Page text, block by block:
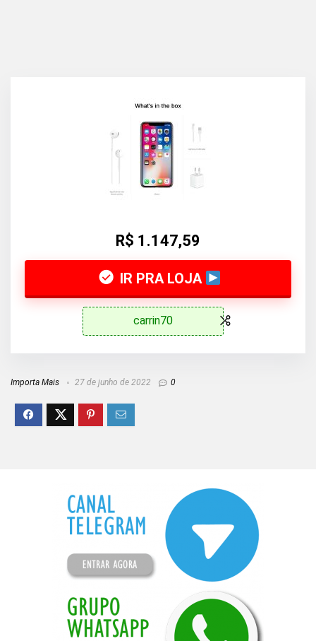
R$ 1.147,59
IR PRA LOJA
carrin70
Importa Mais 27 de junho de 2022 0